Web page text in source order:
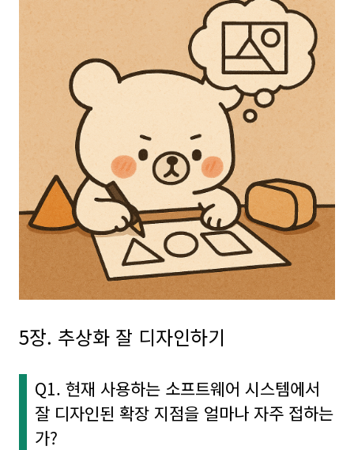
5장. 추상화 잘 디자인하기
Q1. 현재 사용하는 소프트웨어 시스템에서
잘 디자인된 확장 지점을 얼마나 자주 접하는
가?